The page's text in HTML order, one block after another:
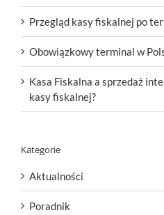
Przegląd kasy fiskalnej po
Obowiązkowy terminal w
Kasa Fiskalna a sprzedaż
kasy fiskalnej?
Kategorie
Aktualności
Poradnik